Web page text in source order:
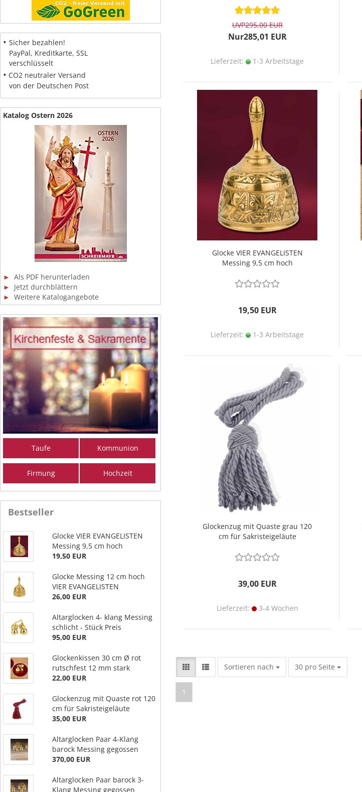
UVP295,00 EUR
Nur285,01 EUR
Lieferzeit: 1-3 Arbeitstage
Glocke VIER EVANGELISTEN
Messing 9,5 cm hoch
19,50 EUR
Lieferzeit: 1-3 Arbeitstage
Glockenzug mit Quaste grau 120
cm für Sakristeigeläute
39,00 EUR
Lieferzeit: 3-4 Wochen
Sortieren nach
Sortieren nach 30 pro Seite
pro Seite
1
• Sicher bezahlen!
PayPal, Kreditkarte, SSL
verschlüsselt
• CO2 neutraler Versand
von der Deutschen Post
Katalog Ostern 2026
► Als PDF herunterladen
►
Jetzt durchblättern
► Weitere Katalogangebote
Taufe Kommunion
Firmung Hochzeit
Bestseller
Glocke VIER EVANGELISTEN
Messing 9,5 cm hoch
19,50 EUR
Glocke Messing 12 cm hoch
VIER EVANGELISTEN
26,00 EUR
Altarglocken 4- klang Messing
schlicht - Stück Preis
95,00 EUR
Glockenkissen 30 cm Ø rot
rutschfest 12 mm stark
22,00 EUR
Glockenzug mit Quaste rot 120
cm für Sakristeigeläute
35,00 EUR
Altarglocken Paar 4-Klang
barock Messing gegossen
370,00 EUR
Altarglocken Paar barock 3-
Klang Messing gegossen